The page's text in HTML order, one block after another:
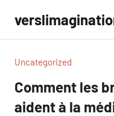
contenu
Uncategorized
Comment les
aident à la